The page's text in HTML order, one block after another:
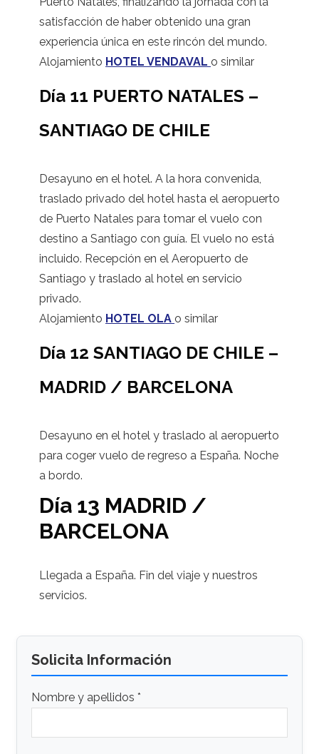
satisfacción de haber obtenido una gran
experiencia única en este rincón del mundo.
Alojamiento HOTEL VENDAVAL o similar
Día 11 PUERTO NATALES –
SANTIAGO DE CHILE
Desayuno en el hotel. A la hora convenida,
traslado privado del hotel hasta el aeropuerto
de Puerto Natales para tomar el vuelo con
destino a Santiago con guía. El vuelo no está
incluido. Recepción en el Aeropuerto de
Santiago y traslado al hotel en servicio
privado.
Alojamiento HOTEL OLA o similar
Día 12 SANTIAGO DE CHILE –
MADRID / BARCELONA
Desayuno en el hotel y traslado al aeropuerto
para coger vuelo de regreso a España. Noche
a bordo.
Día 13 MADRID /
BARCELONA
Llegada a España. Fin del viaje y nuestros
servicios.
Solicita Información
Nombre y apellidos *